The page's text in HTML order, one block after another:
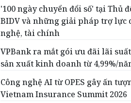
'100 ngày chuyển đổi số' tại Thủ
BIDV và những giải pháp trợ lực
nghệ, tài chính
VPBank ra mắt gói ưu đãi lãi
sản xuất kinh doanh từ 4,99%/
Công nghệ AI từ OPES gây ấn
Vietnam Insurance Summit 2026